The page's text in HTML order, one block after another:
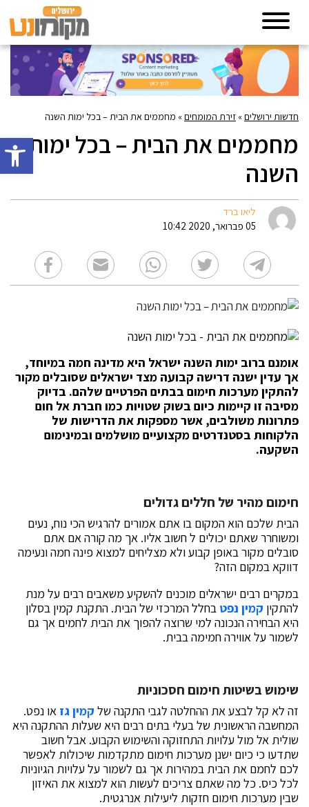
פתח
חדשות ירושלים» זירת המומחים» מחממים את הבית – בכל ימות השנה
מחממים את הבית – בכל ימות
השנה
ליאו ברד
05 פברואר, 2020 10:42
אומנם ברוב ימות השנה ישראל היא מדינה חמה במיוחד,
אך עדין ישנה דרישה קבועה מצד ישראלים שסובלים מקור
להתקין מערכות חימום בבתים הפרטיים שלהם. בדיוק
מסיבה זו קיימות כיום בשוק שטויות כמו חברת אל חום
פתרונות משולבים, אשר מספקות את הדרישות של
הלקוחות בסטנדרטים מקצועיים מושלמים ובמינימום
השקעה.
חימום מהיר של חללים גדולים
הבית שלכם הוא המקום בו אתם אמורים להרגיש הכי נוח, נעים
ומשוחרר שאתם יכולים ל חשוב אליו. אך מה קורה אם אתם
סובלים מקור באופן קבוע ולא מצליחים למצוא פינה חמה ונעימה
דווקא במקום הזה?
במקרים רבים ישראלים מוכנים להשקיע משאבים רבים על מנת
להתקין קמין נפטבחלל המרכזי של הבית. התקנת קמין בסלון
היא הבחירה הנכונה למי שרוצה להפוך את הבית לחמים אך גם
לשמור על אווירה חמימה בבית.
שימוש בשיטות חימום חסכוניות
זה לא קל לבצע את ההחלטה לגבי התקנה של קמין גז או נפט.
המחשבה הראשונית של בעלי בתים רבים היא שעלות ההתקנה היא
שולית אל מול עלויות התחזוקה והשימוש הקבוע. אבל חשוב
שתדעו כי כיום ישנן מערכות חימום מתקדמות שיכולות לאפשר
לכם לחמם את הבית במהירות אך גם לשמור על עלויות הגיוניות
לכל כיס. כל מה שאתם צריכים לעשות הוא למצוא את האיזון
שבין מערכות חימום חזקות ליעילות אנרגטית.